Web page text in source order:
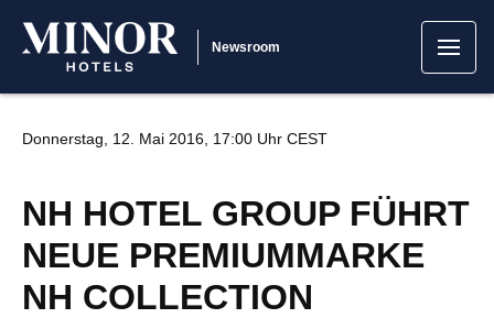
Newsroom
Donnerstag, 12. Mai 2016, 17:00 Uhr CEST
NH HOTEL GROUP FÜHRT
NEUE PREMIUMMARKE
NH COLLECTION